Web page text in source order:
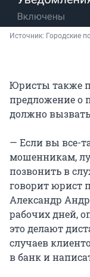
Источник: Городские
Юристы также
предложение о
должно
— Если вы все-
мошенникам,
позвонить в
говорит юрист
Александр
рабочих дней,
это делают
случаев
в банк и